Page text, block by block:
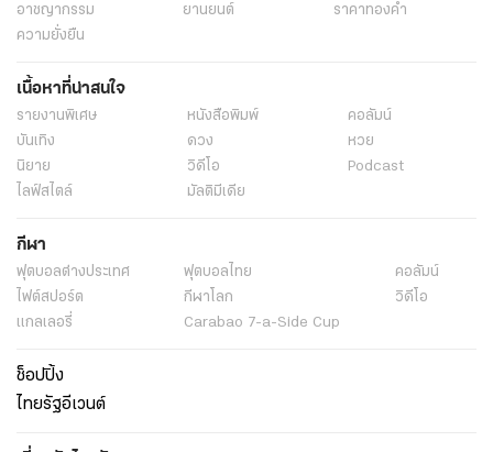
อาชญากรรม
ยานยนต์
ราคาทองคำ
ความยั่งยืน
เนื้อหาที่น่าสนใจ
รายงานพิเศษ หนังสือพิมพ์
คอลัมน์
บันเทิง
ดวง
หวย
นิยาย
วิดีโอ
Podcast
ไลฟ์สไตล์
มัลติมีเดีย
กีฬา
ฟุตบอลต่่างประเทศ ฟุตบอลไทย
คอลัมน์
ไฟต์สปอร์ต
กีฬาโลก
วิดีโอ
แกลเลอรี่
Carabao 7-a-Side Cup
ช็อปปิ้ง
ไทยรัฐอีเวนต์